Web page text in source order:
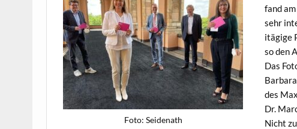
Foto: Sei­de­nath
fand
sehr
itägige
so den
Das
des
Dr.
Nicht